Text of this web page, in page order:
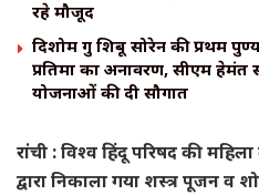
रहे मौजूद
दिशोम गुरु शिबू सोरेन की प्रथम
प्रतिमा का अनावरण, सीएम हेमंत
योजनाओं की दी सौगात
रांची : विश्व हिंदू परिषद की
द्वारा निकाला गया शस्त्र पूजन व